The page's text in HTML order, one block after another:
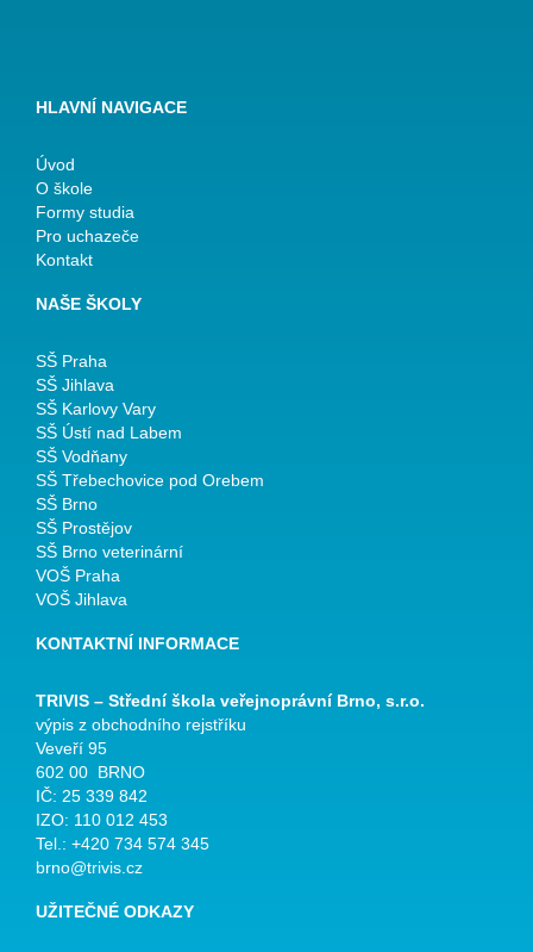
HLAVNÍ NAVIGACE
Úvod
O škole
Formy studia
Pro uchazeče
Kontakt
NAŠE ŠKOLY
SŠ Praha
SŠ Jihlava
SŠ Karlovy Vary
SŠ Ústí nad Labem
SŠ Vodňany
SŠ Třebechovice pod Orebem
SŠ Brno
SŠ Prostějov
SŠ Brno veterinární
VOŠ Praha
VOŠ Jihlava
KONTAKTNÍ INFORMACE
TRIVIS – Střední škola veřejnoprávní Brno, s.r.o.
výpis z obchodního rejstříku
Veveří 95
602 00 BRNO
IČ: 25 339 842
IZO: 110 012 453
Tel.: +420 734 574 345
brno@trivis.cz
UŽITEČNÉ ODKAZY